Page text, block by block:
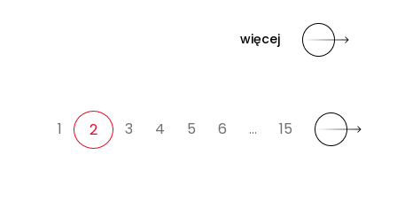
więcej
1 2 3 4 5 6 … 15